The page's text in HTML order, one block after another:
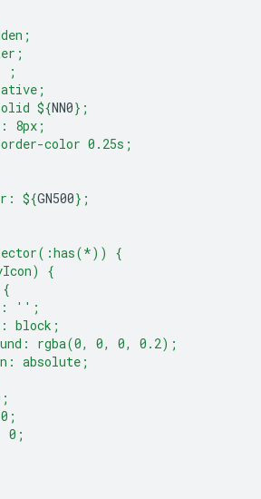
;
${NN0} ;
8px;
color 0.25s;
${GN500} ;
{
{
'';
block;
rgba(0, 0, 0, 0.2);
absolute;
0;